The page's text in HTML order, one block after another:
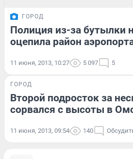
ГОРОД
Полиция из-за бутылки
оцепила район
11 июня, 2013, 10:27 5 097 5
ГОРОД
Второй подросток за
сорвался с высоты в
11 июня, 2013, 09:54 140